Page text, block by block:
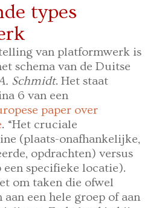
types
van platformwerk is
schema van de Duitse
Schmidt. Het staat
6 van een
paper over
. “Het cruciale
(plaats-onafhankelijke,
opdrachten) versus
specifieke locatie).
om taken die ofwel
een hele groep of aan